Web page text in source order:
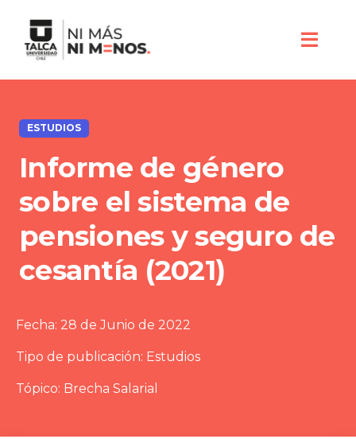
ESTUDIOS
Informe de género
sobre el sistema de
pensiones y seguro de
cesantía (2021)
Fecha: 28 de Junio de 2022
Tipo de publicación: Estudios
Tópico: Brecha Salarial